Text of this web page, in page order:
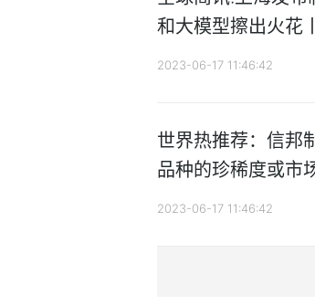
和大模型擦出火花
2023-06-17 11:46:42
世界热推荐：信邦
品种的珍稀度或市
2023-06-17 11:46:42